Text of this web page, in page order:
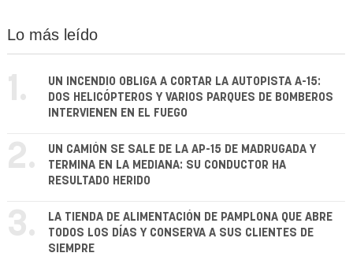
Lo más leído
1.
UN INCENDIO OBLIGA A CORTAR LA AUTOPISTA A-15:
DOS HELICÓPTEROS Y VARIOS PARQUES DE BOMBEROS
INTERVIENEN EN EL FUEGO
2.
UN CAMIÓN SE SALE DE LA AP-15 DE MADRUGADA Y
TERMINA EN LA MEDIANA: SU CONDUCTOR HA
RESULTADO HERIDO
3.
LA TIENDA DE ALIMENTACIÓN DE PAMPLONA QUE ABRE
TODOS LOS DÍAS Y CONSERVA A SUS CLIENTES DE
SIEMPRE